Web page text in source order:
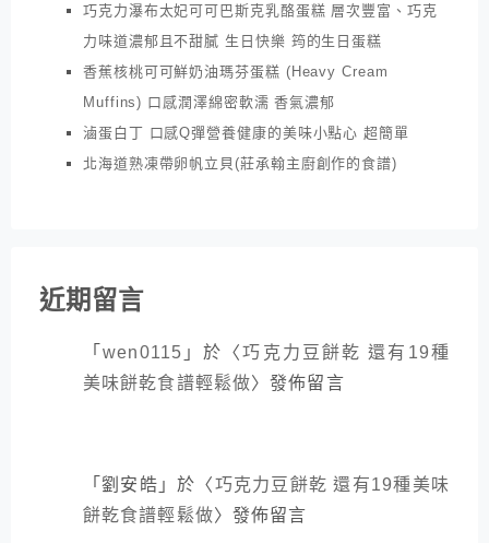
巧克力瀑布太妃可可巴斯克乳酪蛋糕 層次豐富、巧克
力味道濃郁且不甜膩 生日快樂 筠的生日蛋糕
香蕉核桃可可鮮奶油瑪芬蛋糕 (Heavy Cream
Muffins) 口感潤澤綿密軟濡 香氣濃郁
滷蛋白丁 口感Q彈營養健康的美味小點心 超簡單
北海道熟凍帶卵帆立貝(莊承翰主廚創作的食譜)
近期留言
「wen0115 」於〈巧克力豆餅乾 還有19種
美味餅乾食譜輕鬆做〉發佈留言
「劉安皓 」於〈巧克力豆餅乾 還有19種美味
餅乾食譜輕鬆做〉發佈留言